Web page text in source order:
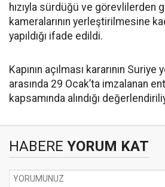
hızıyla sürdüğü ve görevlilerden
kameralarının yerleştirilmesine
yapıldığı ifade edildi.
Kapının açılması kararının
arasında 29 Ocak’ta imzalanan
kapsamında alındığı
HABERE YORUM KAT